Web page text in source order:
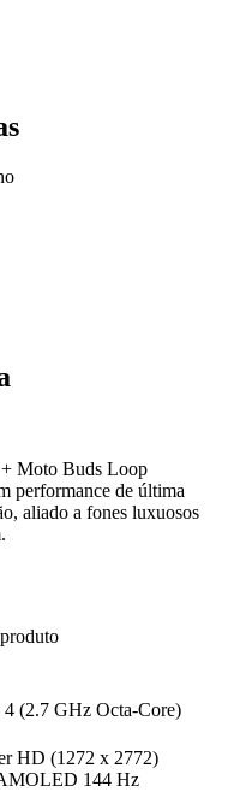
Moto Buds Loop
performance de última
aliado a fones luxuosos
4 (2.7 GHz Octa-Core)
HD (1272 x 2772)
144 Hz